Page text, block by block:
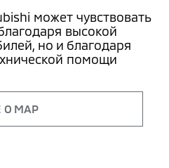
может чувствовать
высокой
но и благодаря
помощи
О MAP